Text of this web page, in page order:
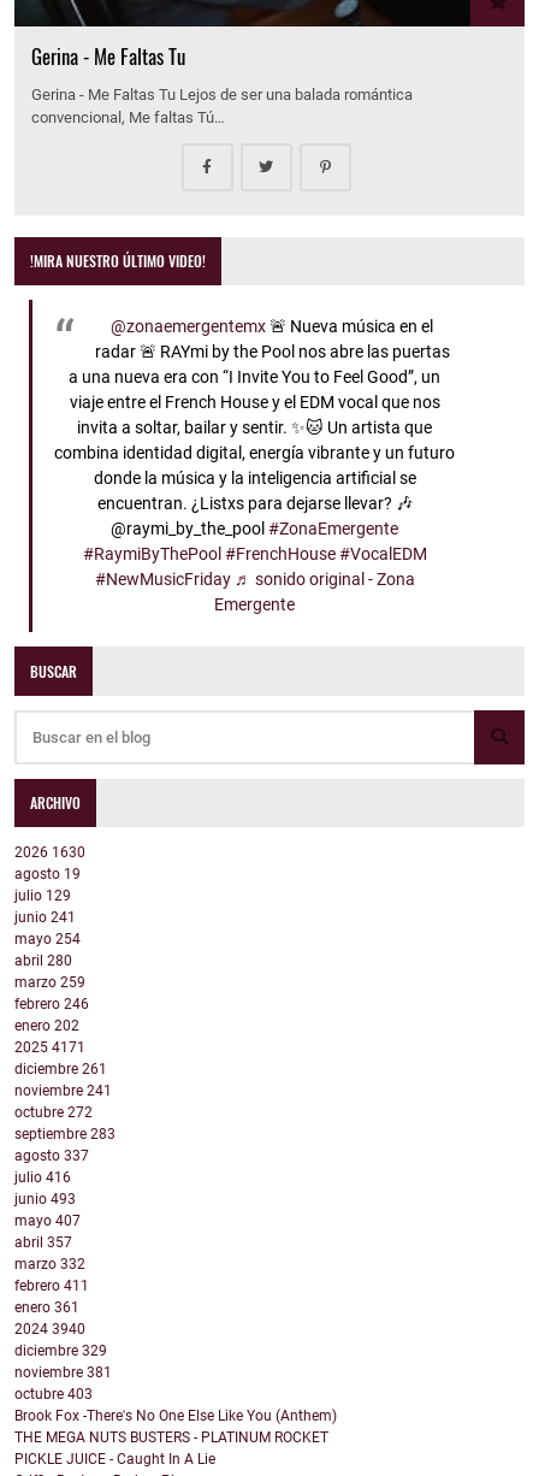
Gerina - Me Faltas Tu
Gerina - Me Faltas Tu Lejos de ser una balada romántica
convencional, Me faltas Tú…
!MIRA NUESTRO ÚLTIMO VIDEO!
@zonaemergentemx🚨 Nueva música en el
radar 🚨 RAYmi by the Pool nos abre las puertas
a una nueva era con “I Invite You to Feel Good”, un
viaje entre el French House y el EDM vocal que nos
invita a soltar, bailar y sentir. ✨🐱 Un artista que
combina identidad digital, energía vibrante y un futuro
donde la música y la inteligencia artificial se
encuentran. ¿Listxs para dejarse llevar? 🎶
@raymi_by_the_pool#ZonaEmergente
#RaymiByThePool #FrenchHouse #VocalEDM
#NewMusicFriday ♬ sonido original - Zona
Emergente
BUSCAR
ARCHIVO
2026 1630
agosto 19
julio 129
junio 241
mayo 254
abril 280
marzo 259
febrero 246
enero 202
2025 4171
diciembre 261
noviembre 241
octubre 272
septiembre 283
agosto 337
julio 416
junio 493
mayo 407
abril 357
marzo 332
febrero 411
enero 361
2024 3940
diciembre 329
noviembre 381
octubre 403
Brook Fox -There's No One Else Like You (Anthem)
THE MEGA NUTS BUSTERS - PLATINUM ROCKET
PICKLE JUICE - Caught In A Lie